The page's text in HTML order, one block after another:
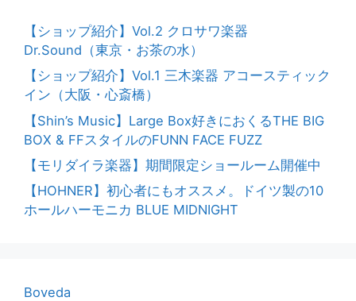
【ショップ紹介】Vol.2 クロサワ楽器
Dr.Sound（東京・お茶の水）
【ショップ紹介】Vol.1 三木楽器 アコースティック
イン（大阪・心斎橋）
【Shin’s Music】Large Box好きにおくるTHE BIG
BOX & FFスタイルのFUNN FACE FUZZ
【モリダイラ楽器】期間限定ショールーム開催中
【HOHNER】初心者にもオススメ。ドイツ製の10
ホールハーモニカ BLUE MIDNIGHT
Boveda